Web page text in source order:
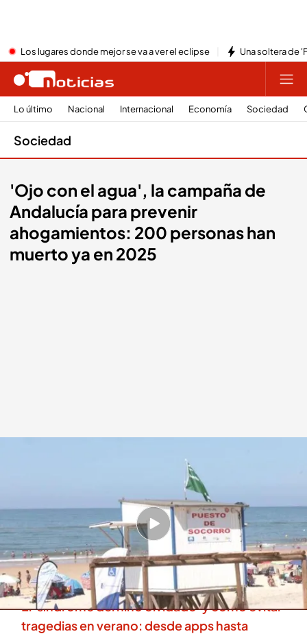
Los lugares donde mejor se va a ver el eclipse Una soltera de
Lo último Nacional Internacional Economía Sociedad
Sociedad
'Ojo con el agua', la campaña de
Andalucía para prevenir
ahogamientos: 200 personas han
muerto ya en 2025
Redacción digital Noticias Cuatro
14 JUL 2025 - 20:21h.
Solo en lo que llevamos de año más de 200
personas han muerto ahogadas en España, 73
en el último mes de junio
El 'síndrome del niño olvidado' y cómo evitar
tragedias en verano: desde apps hasta